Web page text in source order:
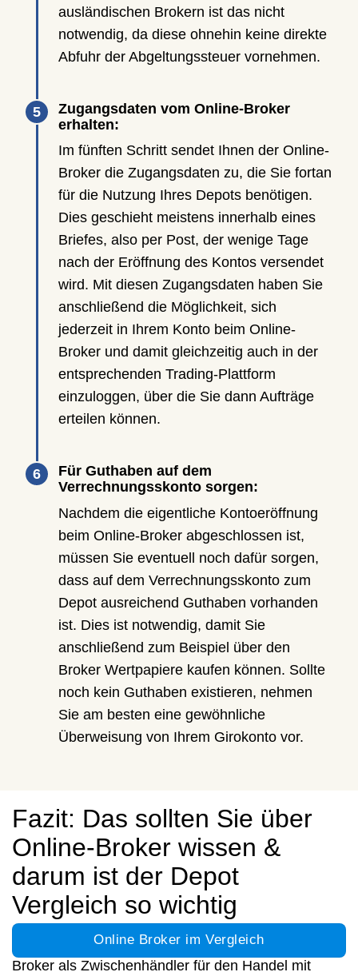
Online Broker im Vergleich
ausländischen Brokern ist das nicht
notwendig, da diese ohnehin keine direkte
Abfuhr der Abgeltungssteuer vornehmen.
Zugangsdaten vom Online-Broker
erhalten:
Im fünften Schritt sendet Ihnen der Online-
Broker die Zugangsdaten zu, die Sie fortan
für die Nutzung Ihres Depots benötigen.
Dies geschieht meistens innerhalb eines
Briefes, also per Post, der wenige Tage
nach der Eröffnung des Kontos versendet
wird. Mit diesen Zugangsdaten haben Sie
anschließend die Möglichkeit, sich
jederzeit in Ihrem Konto beim Online-
Broker und damit gleichzeitig auch in der
entsprechenden Trading-Plattform
einzuloggen, über die Sie dann Aufträge
erteilen können.
Für Guthaben auf dem
Verrechnungsskonto sorgen:
Nachdem die eigentliche Kontoeröffnung
beim Online-Broker abgeschlossen ist,
müssen Sie eventuell noch dafür sorgen,
dass auf dem Verrechnungsskonto zum
Depot ausreichend Guthaben vorhanden
ist. Dies ist notwendig, damit Sie
anschließend zum Beispiel über den
Broker Wertpapiere kaufen können. Sollte
noch kein Guthaben existieren, nehmen
Sie am besten eine gewöhnliche
Überweisung von Ihrem Girokonto vor.
Fazit: Das sollten Sie über
Online-Broker wissen &
darum ist der Depot
Vergleich so wichtig
Wir können also zusammenfassen, dass ein Online-
Broker als Zwischenhändler für den Handel mit